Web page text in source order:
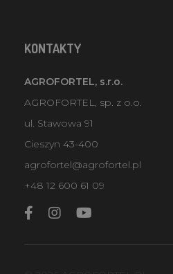
KONTAKTY
AGROFORTEL, s.r.o.
AGROFORTEL, sp. z o.o.
ul. Stawowa 91
Cieszyn 43-400
agrofortel@agrofortel.pl
+48 12 600 61 09